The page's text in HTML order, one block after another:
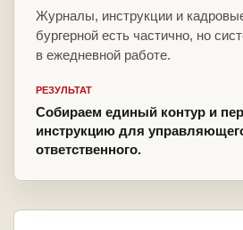
Журналы, инструкции и
бургерной есть частично, но
в ежедневной работе.
РЕЗУЛЬТАТ
Собираем единый контур и
инструкцию для
ответственного.